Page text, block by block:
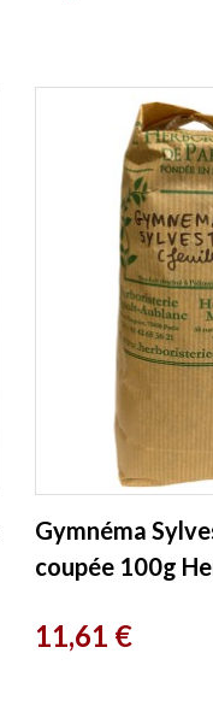
Gymnéma
coupée 100g
Prix
11,61 €